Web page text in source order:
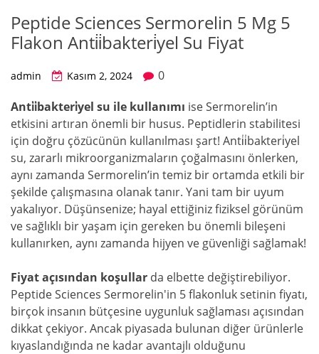
Peptide Sciences Sermorelin 5 Mg 5
Flakon Anti̇i̇bakteri̇yel Su Fiyat
admin Kasım 2, 2024
0
Anti̇i̇bakteri̇yel su ile kullanımı ise Sermorelin’in
etkisini artıran önemli bir husus. Peptidlerin stabilitesi
için doğru çözücünün kullanılması şart! Anti̇i̇bakteri̇yel
su, zararlı mikroorganizmaların çoğalmasını önlerken,
aynı zamanda Sermorelin’in temiz bir ortamda etkili bir
şekilde çalışmasına olanak tanır. Yani tam bir uyum
yakalıyor. Düşünsenize; hayal ettiğiniz fiziksel görünüm
ve sağlıklı bir yaşam için gereken bu önemli bileşeni
kullanırken, aynı zamanda hijyen ve güvenliği sağlamak!
Fiyat açısından koşullar da elbette değiştirebiliyor.
Peptide Sciences Sermorelin'in 5 flakonluk setinin fiyatı,
birçok insanın bütçesine uygunluk sağlaması açısından
dikkat çekiyor. Ancak piyasada bulunan diğer ürünlerle
kıyaslandığında ne kadar avantajlı olduğunu